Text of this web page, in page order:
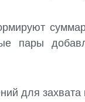
пары
для захвата